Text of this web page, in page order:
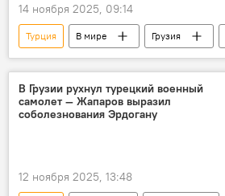
14 ноября 2025, 09:14
Турция В мире Грузия
крушение
авиакатастрофа
колумнистика
Колумнисты
В Грузии рухнул турецкий военный
самолет — Жапаров выразил
соболезнования Эрдогану
12 ноября 2025, 13:48